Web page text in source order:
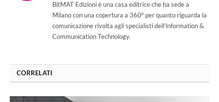
BitMAT Edizioni è una casa editrice che ha sede a
Milano con una copertura a 360° per quanto riguarda la
comunicazione rivolta agli specialisti dell'lnformation &
Communication Technology.
CORRELATI